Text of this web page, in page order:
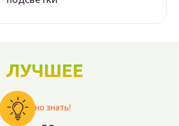
ЛУЧШЕЕ
Важно знать!